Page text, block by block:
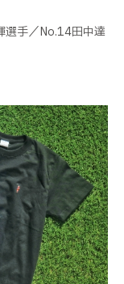
選手／No.14田中達